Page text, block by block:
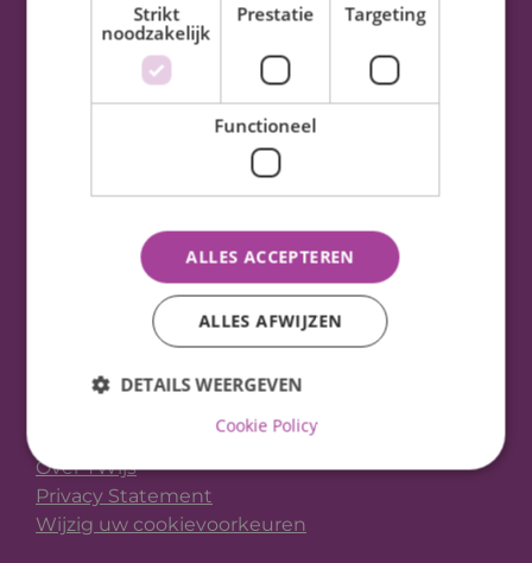
Adres & Contact
Prinses Beatrix School Heemstede
Von Brucken Focklaan 2
2102 XC Heemstede
lisette.vlek@twijs.nl
023 5471931
TWijs pagina's
Over TWijs
Privacy Statement
Wijzig uw cookievoorkeuren
Strikt
noodzakelijk
Prestatie Targeting
Functioneel
ALLES ACCEPTEREN
ALLES AFWIJZEN
DETAILS WEERGEVEN
Cookie Policy